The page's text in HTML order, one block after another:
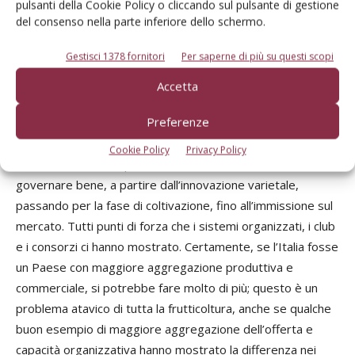
pulsanti della Cookie Policy o cliccando sul pulsante di gestione
del consenso nella parte inferiore dello schermo.
Gestisci 1378 fornitori Per saperne di più su questi scopi
Accetta
Preferenze
Cookie Policy Privacy Policy
settore già molto dinamico?
Il futuro è certamente interessante, con prospettive
buone e di ulteriore sviluppo della specie. Ovviamente non
è tutto facile come sembra; resta infatti un settore
governare bene, a partire dall’innovazione varietale,
passando per la fase di coltivazione, fino all’immissione sul
mercato. Tutti punti di forza che i sistemi organizzati, i club
e i consorzi ci hanno mostrato. Certamente, se l’Italia fosse
un Paese con maggiore aggregazione produttiva e
commerciale, si potrebbe fare molto di più; questo è un
problema atavico di tutta la frutticoltura, anche se qualche
buon esempio di maggiore aggregazione dell’offerta e
capacità organizzativa hanno mostrato la differenza nei